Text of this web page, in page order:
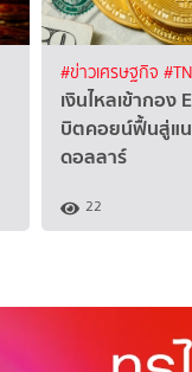
#ข่าวเศรษฐกิจ
เงินไหลเข้ากอง
บิตคอยน์ฟื้นสู่แ
ดอลลาร์
22